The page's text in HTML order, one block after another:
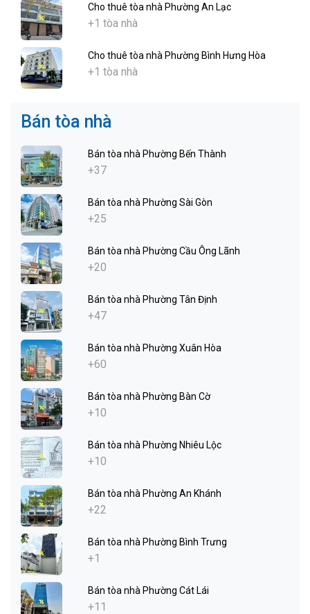
Cho thuê tòa nhà Phường An Lạc
+1 tòa nhà
Cho thuê tòa nhà Phường Bình Hưng Hòa
+1 tòa nhà
Bán tòa nhà
Bán tòa nhà Phường Bến Thành
+37
Bán tòa nhà Phường Sài Gòn
+25
Bán tòa nhà Phường Cầu Ông Lãnh
+20
Bán tòa nhà Phường Tân Định
+47
Bán tòa nhà Phường Xuân Hòa
+60
Bán tòa nhà Phường Bàn Cờ
+10
Bán tòa nhà Phường Nhiêu Lộc
+10
Bán tòa nhà Phường An Khánh
+22
Bán tòa nhà Phường Bình Trưng
+1
Bán tòa nhà Phường Cát Lái
+11